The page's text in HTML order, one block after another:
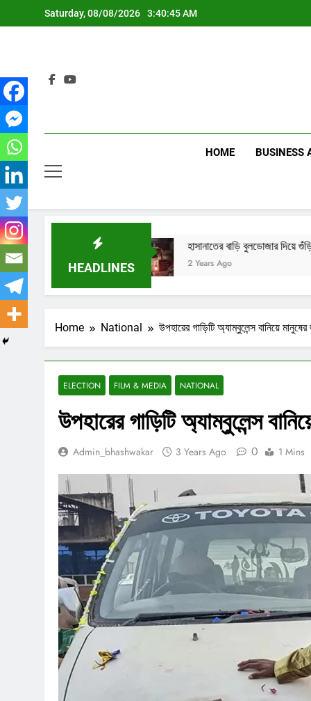
to
Saturday, 08/08/2026 3:40:46 AM
HOME BUSINESS
HEADLINES
হাসানাতের বাড়ি বুলডোজার দিয়ে গুঁড়িয়ে দেওয়া হলো
2 Years Ago
Home National উপহারের গাড়িটি অ্যাম্বুলেন্স বানিয়ে
ELECTION FILM & MEDIA NATIONAL
উপহারের গাড়িটি অ্যাম্বুলেন্স
Admin_bhashwakar 3 Years Ago 0 1 Mins